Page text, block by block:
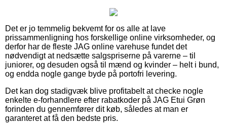
Det er jo temmelig bekvemt for os alle at lave
prissammenligning hos forskellige online virksomheder, og
derfor har de fleste JAG online varehuse fundet det
nødvendigt at nedsætte salgspriserne på varerne – til
juniorer, og desuden også til mænd og kvinder – helt i bund,
og endda nogle gange byde på portofri levering.
Det kan dog stadigvæk blive profitabelt at checke nogle
enkelte e-forhandlere efter rabatkoder på JAG Etui Grøn
forinden du gennemfører dit køb, således at man er
garanteret at få den bedste pris.